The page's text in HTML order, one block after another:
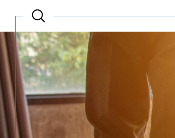
de l'ancien